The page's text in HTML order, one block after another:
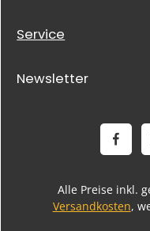
Service
Newsletter
Alle Preise inkl.
Versandkosten,